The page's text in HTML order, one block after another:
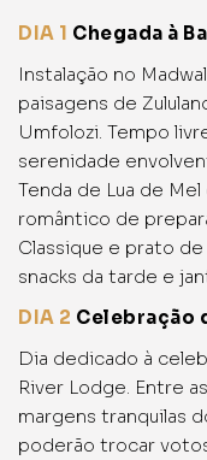
DIA 1 Chegada à
Instalação no
paisagens de
Umfolozi. Tempo
serenidade
Tenda de Lua de
romântico de
Classique e prato
snacks da tarde e
DIA 2 Celebração
Dia dedicado à
River Lodge. Entre
margens tranquilas
poderão trocar